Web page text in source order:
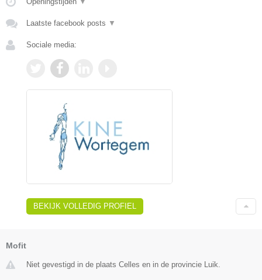
Laatste facebook posts ▼
Sociale media:
BEKIJK VOLLEDIG PROFIEL
Mofit
Niet gevestigd in de plaats Celles en in de provincie Luik.